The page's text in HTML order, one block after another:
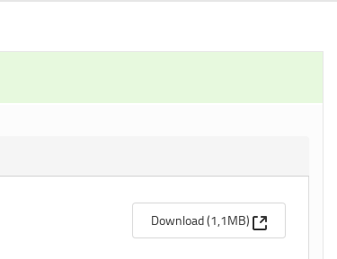
Download (1,1MB) (Apre una